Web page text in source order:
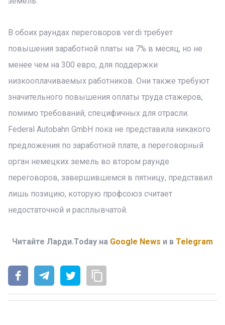
В обоих раундах переговоров ver.di требует
повышения заработной платы на 7% в месяц, но не
менее чем на 300 евро, для поддержки
низкооплачиваемых работников. Они также требуют
значительного повышения оплаты труда стажеров,
помимо требований, специфичных для отрасли.
Federal Autobahn GmbH пока не представила никакого
предложения по заработной плате, а переговорный
орган немецких земель во втором раунде
переговоров, завершившемся в пятницу, представил
лишь позицию, которую профсоюз считает
недостаточной и расплывчатой.
Читайте Ларди.Today на Google News и в Telegram